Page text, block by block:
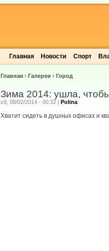
Главная Новости Спорт
Главная › Галереи › Город
Зима 2014: ушла,
сб, 08/02/2014 - 00:32 | Polina
Хватит сидеть в душных офисах и